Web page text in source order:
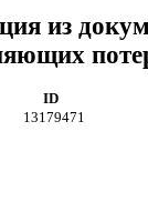
из
ID
13179471